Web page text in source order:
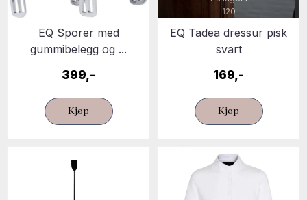
EQ Sporer med
gummibelegg og ...
399,-
Kjøp
120
EQ Tadea dressur pisk
svart
169,-
Kjøp